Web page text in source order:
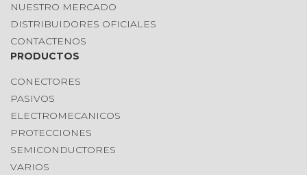
NUESTRO MERCADO
DISTRIBUIDORES OFICIALES
CONTACTENOS
PRODUCTOS
CONECTORES
PASIVOS
ELECTROMECANICOS
PROTECCIONES
SEMICONDUCTORES
VARIOS